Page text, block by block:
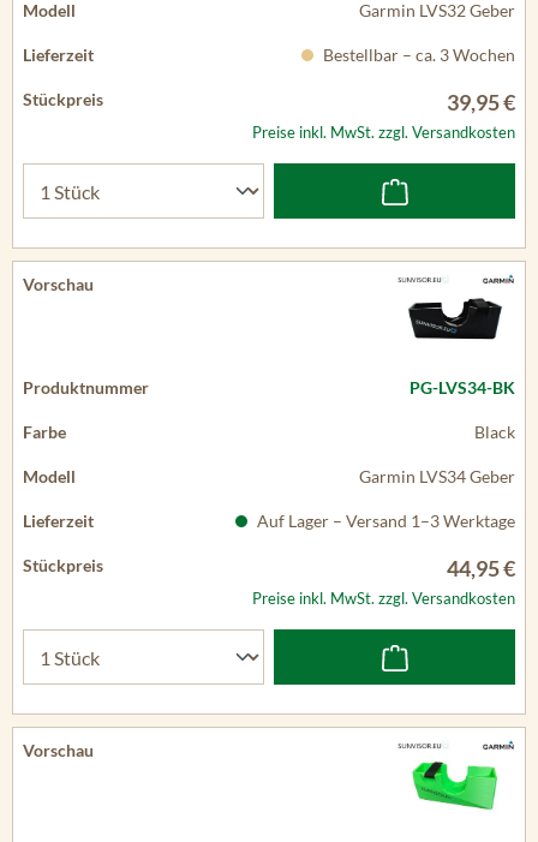
Garmin LVS32 Geber
Bestellbar – ca. 3 Wochen
39,95 €
Preise inkl. MwSt. zzgl. Versandkosten
PG-LVS34-BK
Black
Garmin LVS34 Geber
Auf Lager – Versand 1–3 Werktage
44,95 €
Preise inkl. MwSt. zzgl. Versandkosten